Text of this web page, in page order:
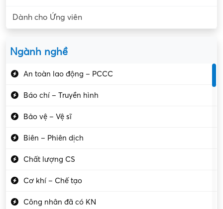
Dành cho Ứng viên
Ngành nghề
An toàn lao động – PCCC
Báo chí – Truyền hình
Bảo vệ – Vệ sĩ
Biên – Phiên dịch
Chất lượng CS
Cơ khí – Chế tạo
Công nhân đã có KN